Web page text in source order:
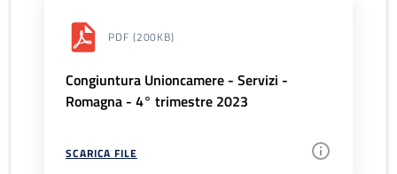
PDF (200KB)
Congiuntura Unioncamere - Servizi -
Romagna - 4° trimestre 2023
SCARICA FILE